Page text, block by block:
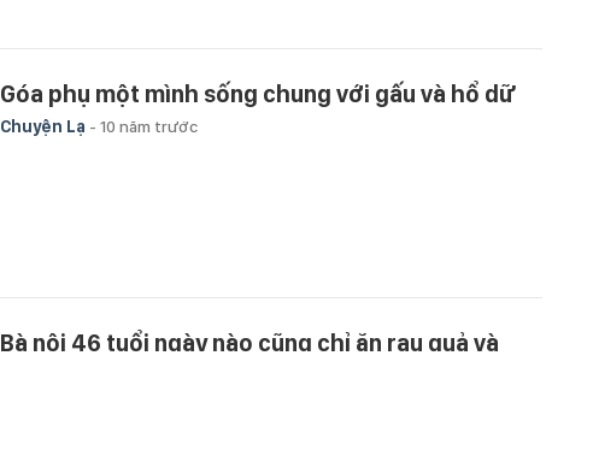
Góa phụ một mình sống chung với gấu và hổ dữ
Chuyện Lạ - 10 năm trước
Bà nội 46 tuổi ngày nào cũng chỉ ăn rau quả và